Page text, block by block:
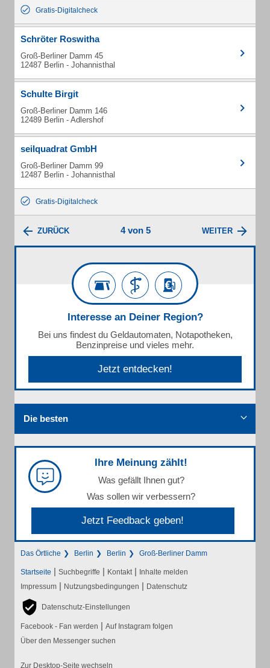
Gratis-Digitalcheck
Schröter Roswitha
Groß-Berliner Damm 45
12487 Berlin - Johannisthal
Schulte Birgit
Groß-Berliner Damm 146
12489 Berlin - Adlershof
seilquadrat GmbH
Groß-Berliner Damm 99
12487 Berlin - Johannisthal
Gratis-Digitalcheck
ZURÜCK 4 von 5 WEITER
Interesse an Deiner Region?
Bei uns findest du Geldautomaten, Notapotheken,
Benzinpreise und vieles mehr.
Jetzt entdecken!
Die besten
Ihre Meinung zählt!
Was gefällt Ihnen gut?
Was sollen wir verbessern?
Jetzt Feedback geben!
Das Örtliche Berlin Berlin Groß-Berliner Damm
Startseite | Suchbegriffe | Kontakt | Inhalte melden
Impressum | Nutzungsbedingungen | Datenschutz
Datenschutz-Einstellungen
Facebook - Fan werden | Auf Instagram folgen
Über den Messenger suchen
Zur Desktop-Seite wechseln